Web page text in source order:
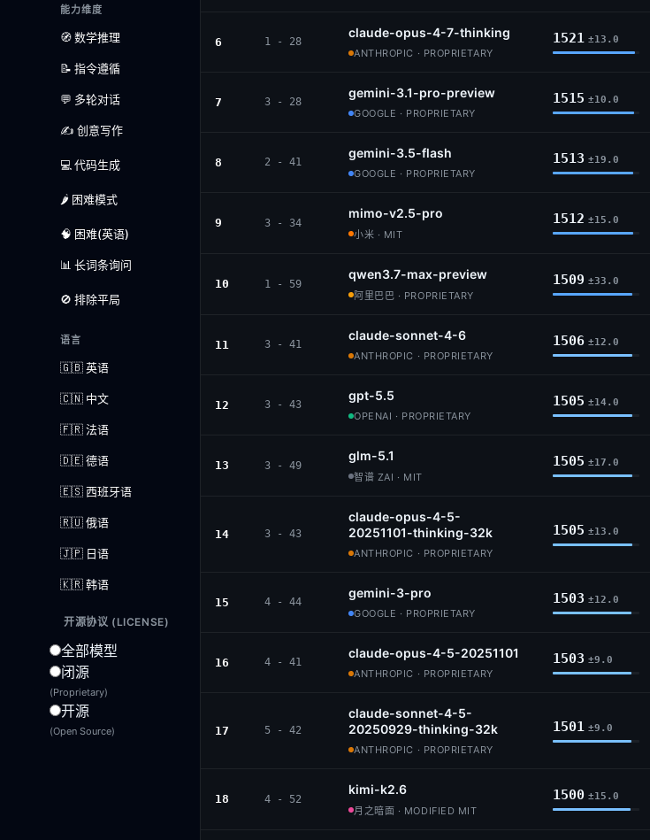
能力维度
🧭 数学推理
📝 指令遵循
💬 多轮对话
✍️ 创意写作
💻 代码生成
🌶️ 困难模式
🧠 困难(英语)
📊 长词条询问
🚫 排除平局
语言
🇬🇧 英语
🇨🇳 中文
🇫🇷 法语
🇩🇪 德语
🇪🇸 西班牙语
🇷🇺 俄语
🇯🇵 日语
🇰🇷 韩语
开源协议 (LICENSE)
全部模型
闭源
(Proprietary)
开源
(Open Source)
6 1 - 28
claude-opus-4-7-thinking
ANTHROPIC · PROPRIETARY
1521 ±13.0
7 3 - 28
gemini-3.1-pro-preview
GOOGLE · PROPRIETARY
1515 ±10.0
8 2 - 41
gemini-3.5-flash
GOOGLE · PROPRIETARY
1513 ±19.0
9 3 - 34
mimo-v2.5-pro
小米 · MIT
1512 ±15.0
10 1 - 59
qwen3.7-max-preview
阿里巴巴 · PROPRIETARY
1509 ±33.0
11 3 - 41
claude-sonnet-4-6
ANTHROPIC · PROPRIETARY
1506 ±12.0
12 3 - 43
gpt-5.5
OPENAI · PROPRIETARY
1505 ±14.0
13 3 - 49
glm-5.1
智谱 ZAI · MIT
1505 ±17.0
14 3 - 43
claude-opus-4-5-
20251101-thinking-32k
ANTHROPIC · PROPRIETARY
1505 ±13.0
15 4 - 44
gemini-3-pro
GOOGLE · PROPRIETARY
1503 ±12.0
16 4 - 41
claude-opus-4-5-20251101
ANTHROPIC · PROPRIETARY
1503 ±9.0
17 5 - 42
claude-sonnet-4-5-
20250929-thinking-32k
ANTHROPIC · PROPRIETARY
1501 ±9.0
18 4 - 52
kimi-k2.6
月之暗面 · MODIFIED MIT
1500 ±15.0